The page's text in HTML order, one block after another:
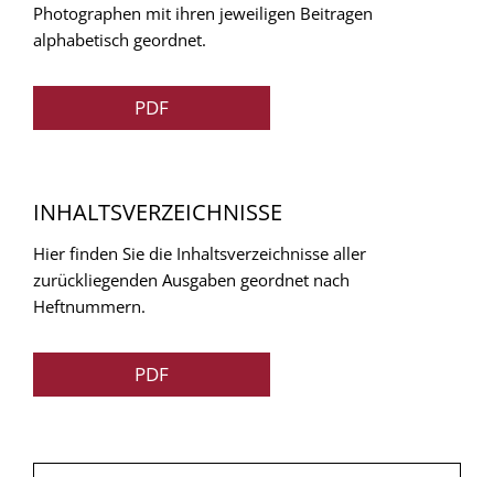
Photographen mit ihren jeweiligen Beitragen
alphabetisch geordnet.
PDF
INHALTSVERZEICHNISSE
Hier finden Sie die Inhaltsverzeichnisse aller
zurückliegenden Ausgaben geordnet nach
Heftnummern.
PDF